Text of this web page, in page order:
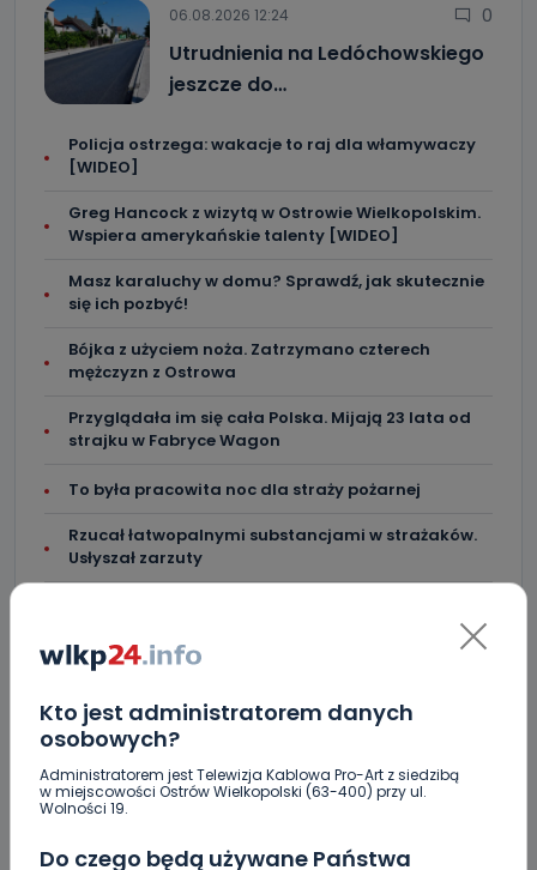
Kto jest administratorem danych
osobowych?
Administratorem jest Telewizja Kablowa Pro-Art z siedzibą
w miejscowości Ostrów Wielkopolski (63-400) przy ul.
Wolności 19.
Do czego będą używane Państwa
06.08.2026 12:24 0
Utrudnienia na Ledóchowskiego
jeszcze do…
Policja ostrzega: wakacje to raj dla włamywaczy
[WIDEO]
Greg Hancock z wizytą w Ostrowie Wielkopolskim.
Wspiera amerykańskie talenty [WIDEO]
Masz karaluchy w domu? Sprawdź, jak skutecznie
się ich pozbyć!
Bójka z użyciem noża. Zatrzymano czterech
mężczyzn z Ostrowa
Przyglądała im się cała Polska. Mijają 23 lata od
strajku w Fabryce Wagon
To była pracowita noc dla straży pożarnej
Rzucał łatwopalnymi substancjami w strażaków.
Usłyszał zarzuty
[WIDEO]
Szpital w Kaliszu i rzekome nieprawidłowości. Co
robi prokuratura?